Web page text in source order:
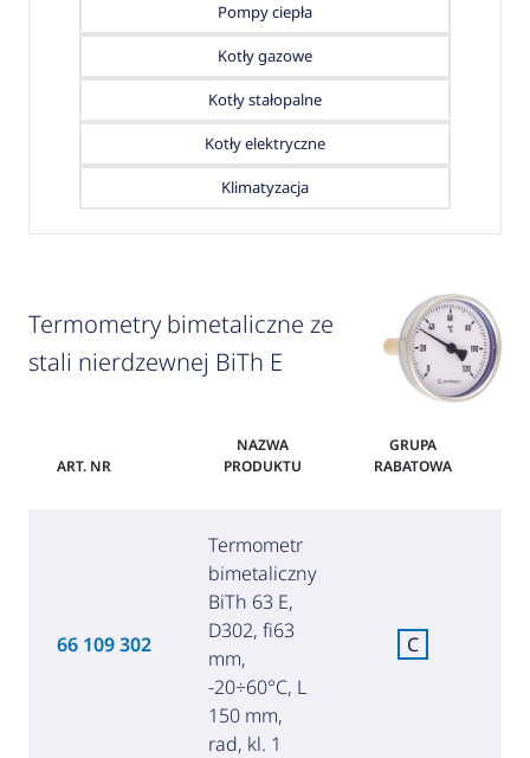
Pompy ciepła
Kotły gazowe
Kotły stałopalne
Kotły elektryczne
Klimatyzacja
Termometry bimetaliczne ze
stali nierdzewnej BiTh E
ART. NR
NAZWA
PRODUKTU
GRUPA
RABATOWA
66 109 302
Termometr
bimetaliczny
BiTh 63 E,
D302, fi63
mm,
-20÷60°C, L
150 mm,
rad, kl. 1
C